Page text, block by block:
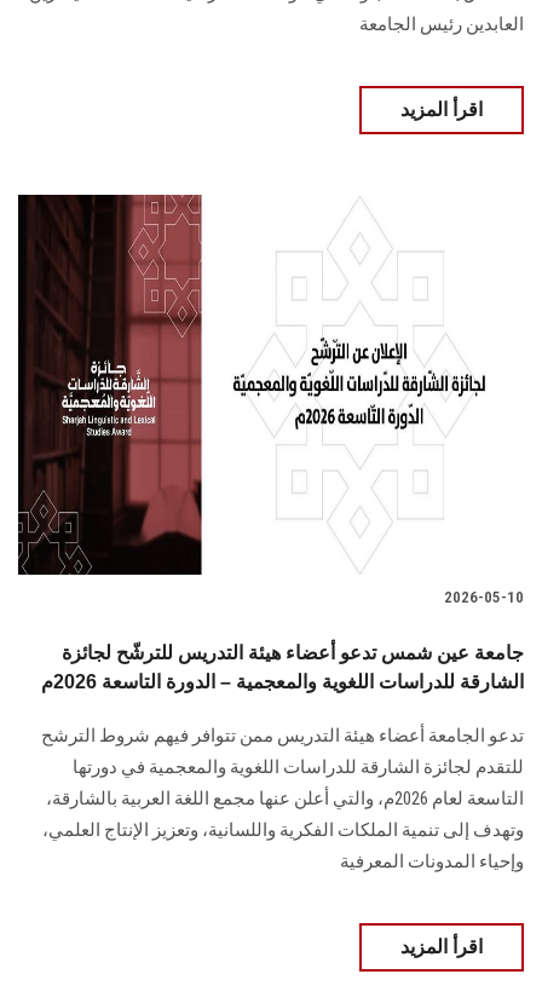
العابدين رئيس الجامعة
اقرأ المزيد
2026-05-10
جامعة عين شمس تدعو أعضاء هيئة التدريس للترشّح لجائزة
الشارقة للدراسات اللغوية والمعجمية – الدورة التاسعة 2026م
تدعو الجامعة أعضاء هيئة التدريس ممن تتوافر فيهم شروط الترشح
للتقدم لجائزة الشارقة للدراسات اللغوية والمعجمية في دورتها
التاسعة لعام 2026م، والتي أعلن عنها مجمع اللغة العربية بالشارقة،
وتهدف إلى تنمية الملكات الفكرية واللسانية، وتعزيز الإنتاج العلمي،
وإحياء المدونات المعرفية
اقرأ المزيد